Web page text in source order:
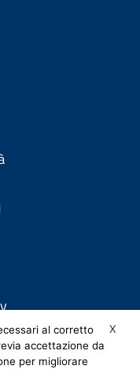
X
al corretto
accettazione da
per migliorare